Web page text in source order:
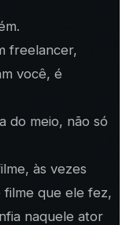
freelancer,
você, é
do meio, não só
às vezes
filme que ele fez,
naquele ator